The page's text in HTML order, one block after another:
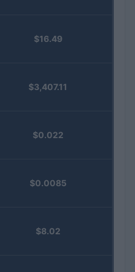
$16.49
$3,407.11
$0.022
$0.0085
$8.02